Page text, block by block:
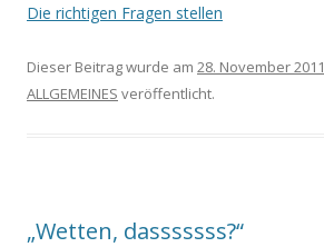
Die richtigen Fragen stellen
Dieser Beitrag wurde am 28. November 2011
ALLGEMEINES veröffentlicht.
„Wetten, dasssssss?“